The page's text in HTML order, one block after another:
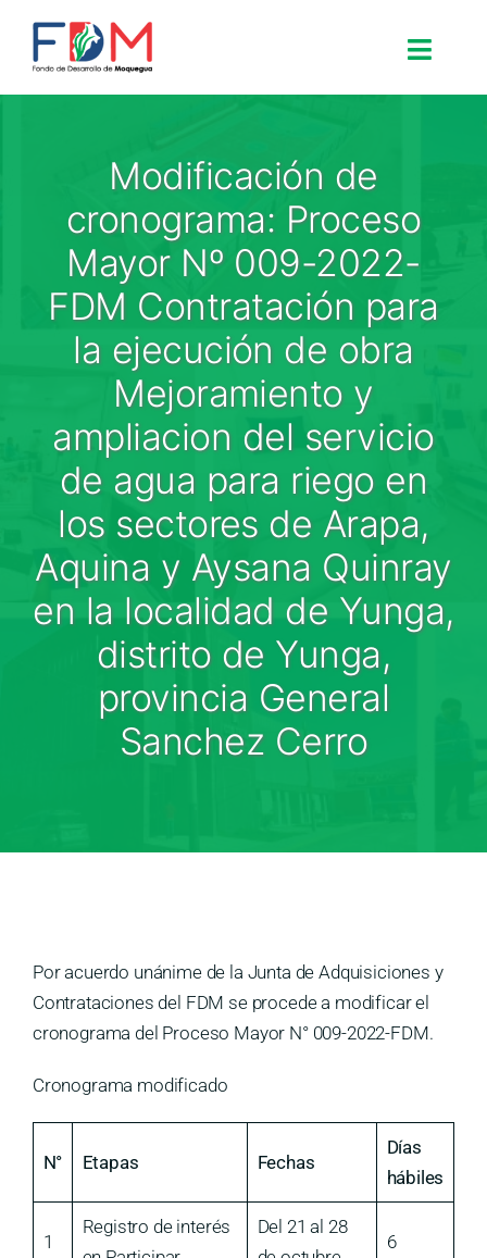
Search for:
Nosotros
Proyectos
Procesos
Medios
Contáctanos
Modificación de
cronograma: Proceso
Mayor Nº 009-2022-
FDM Contratación para
la ejecución de obra
Mejoramiento y
ampliacion del servicio
de agua para riego en
los sectores de Arapa,
Aquina y Aysana Quinray
en la localidad de Yunga,
distrito de Yunga,
provincia General
Sanchez Cerro
Por acuerdo unánime de la Junta de Adquisiciones y
Contrataciones del FDM se procede a modificar el
cronograma del Proceso Mayor N° 009-2022-FDM.
Cronograma modificado
N° Etapas Fechas
Días
hábiles
1
Registro de interés
Del 21 al 28
6